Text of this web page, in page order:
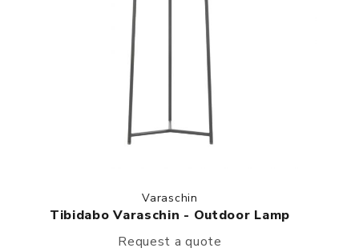
Varaschin
Tibidabo Varaschin - Outdoor Lamp
Request a quote